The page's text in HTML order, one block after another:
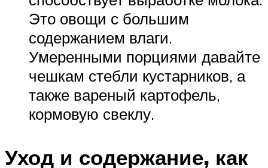
Это овощи с большим
содержанием влаги.
Умеренными порциями давайте
чешкам стебли кустарников, а
также вареный картофель,
кормовую свеклу.
Уход и содержание, как